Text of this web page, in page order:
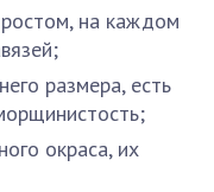
на каждом
размера, есть
окраса, их